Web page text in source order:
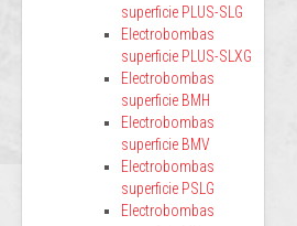
superficie PLUS-SLG
Electrobombas
superficie PLUS-SLXG
Electrobombas
superficie BMH
Electrobombas
superficie BMV
Electrobombas
superficie PSLG
Electrobombas